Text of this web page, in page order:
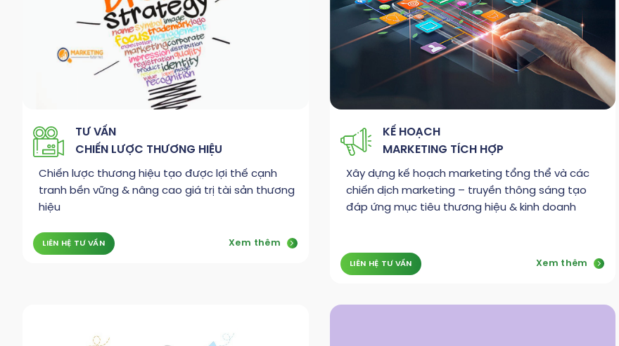
TƯ VẤN
CHIẾN LƯỢC THƯƠNG HIỆU
Chiến lược thương hiệu tạo được lợi thế cạnh
tranh bền vững & nâng cao giá trị tài sản thương
hiệu
LIÊN HỆ TƯ VẤN Xem thêm
KẾ HOẠCH
MARKETING TÍCH HỢP
Xây dựng kế hoạch marketing tổng thể và các
chiến dịch marketing – truyền thông sáng tạo
đáp ứng mục tiêu thương hiệu & kinh doanh
LIÊN HỆ TƯ VẤN Xem thêm